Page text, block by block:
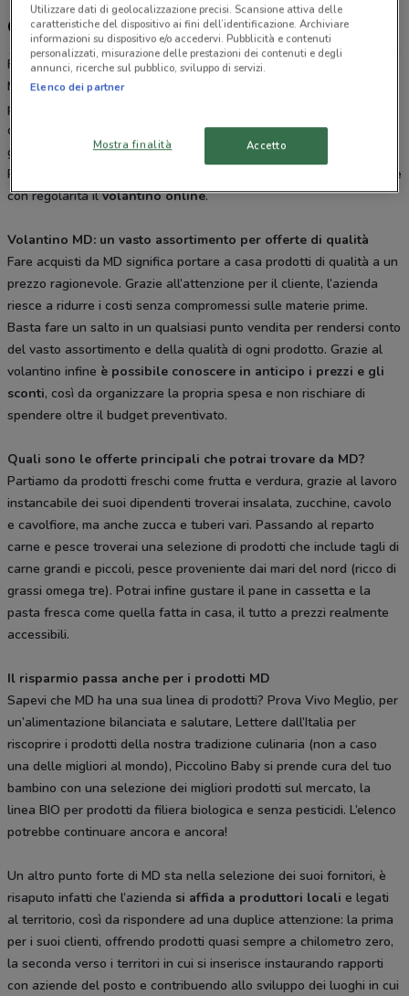
Gli sconti del nuovo volantino MD
Fare spese a prezzi contenuti è possibile ed è uno dei punti forti di
MD.MD Discount è una catena di supermercati e discount
presente in tutta Italia conosciuta e apprezzata per la comodità
della spesa, l’accessibilità delle offerte e la qualità dei prodotti al
giusto prezzo.
Per restare aggiornati sulle ultime offerte consigliamo di consultare
con regolarità ilvolantino online.
Volantino MD: un vasto assortimento per offerte di qualità
Fare acquisti da MD significa portare a casa prodotti di qualità a un
prezzo ragionevole. Grazie all’attenzione per il cliente, l’azienda
riesce a ridurre i costi senza compromessi sulle materie prime.
Basta fare un salto in un qualsiasi punto vendita per rendersi conto
del vasto assortimento e della qualità di ogni prodotto. Grazie al
volantino infine è possibile conoscere in anticipo i prezzi e gli
sconti, così da organizzare la propria spesa e non rischiare di
spendere oltre il budget preventivato.
Quali sono le offerte principali che potrai trovare da MD?
Partiamo da prodotti freschi come frutta e verdura, grazie al lavoro
instancabile dei suoi dipendenti troverai insalata, zucchine, cavolo
e cavolfiore, ma anche zucca e tuberi vari. Passando al reparto
carne e pesce troverai una selezione di prodotti che include tagli di
carne grandi e piccoli, pesce proveniente dai mari del nord (ricco di
grassi omega tre). Potrai infine gustare il pane in cassetta e la
pasta fresca come quella fatta in casa, il tutto a prezzi realmente
accessibili.
Il risparmio passa anche per i prodotti MD
Sapevi che MD ha una sua linea di prodotti? Prova Vivo Meglio, per
un’alimentazione bilanciata e salutare, Lettere dall’Italia per
riscoprire i prodotti della nostra tradizione culinaria (non a caso
una delle migliori al mondo), Piccolino Baby si prende cura del tuo
bambino con una selezione dei migliori prodotti sul mercato, la
linea BIO per prodotti da filiera biologica e senza pesticidi. L’elenco
potrebbe continuare ancora e ancora!
Un altro punto forte di MD sta nella selezione dei suoi fornitori, è
risaputo infatti che l’azienda si affida a produttori locali e legati
al territorio, così da rispondere ad una duplice attenzione: la prima
per i suoi clienti, offrendo prodotti quasi sempre a chilometro zero,
la seconda verso i territori in cui si inserisce instaurando rapporti
con aziende del posto e contribuendo allo sviluppo dei luoghi in cui
Utilizzare dati di geolocalizzazione precisi. Scansione attiva delle
caratteristiche del dispositivo ai fini dell’identificazione. Archiviare
informazioni su dispositivo e/o accedervi. Pubblicità e contenuti
personalizzati, misurazione delle prestazioni dei contenuti e degli
annunci, ricerche sul pubblico, sviluppo di servizi.
Elenco dei partner
Mostra finalità Accetto